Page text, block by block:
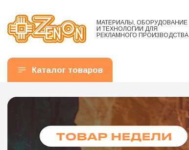
МАТЕРИАЛЫ, ОБОРУДОВАНИЕ
И ТЕХНОЛОГИИ ДЛЯ
РЕКЛАМНОГО ПРОИЗВОДСТВА
Каталог товаров